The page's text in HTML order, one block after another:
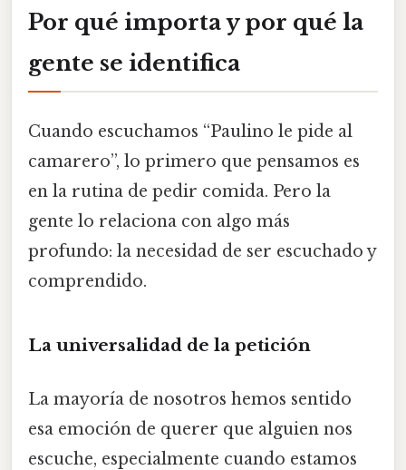
Por qué importa y por qué la
gente se identifica
Cuando escuchamos “Paulino le pide al
camarero”, lo primero que pensamos es
en la rutina de pedir comida. Pero la
gente lo relaciona con algo más
profundo: la necesidad de ser escuchado y
comprendido.
La universalidad de la petición
La mayoría de nosotros hemos sentido
esa emoción de querer que alguien nos
escuche, especialmente cuando estamos